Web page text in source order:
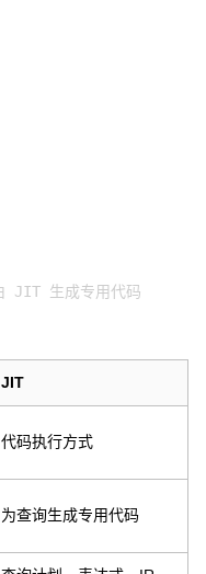
JIT
代码执行方式
为查询生成专用代码